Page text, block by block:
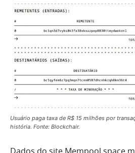
Usuário paga taxa de R$ 15 milhões por
história. Fonte: Blockchair.